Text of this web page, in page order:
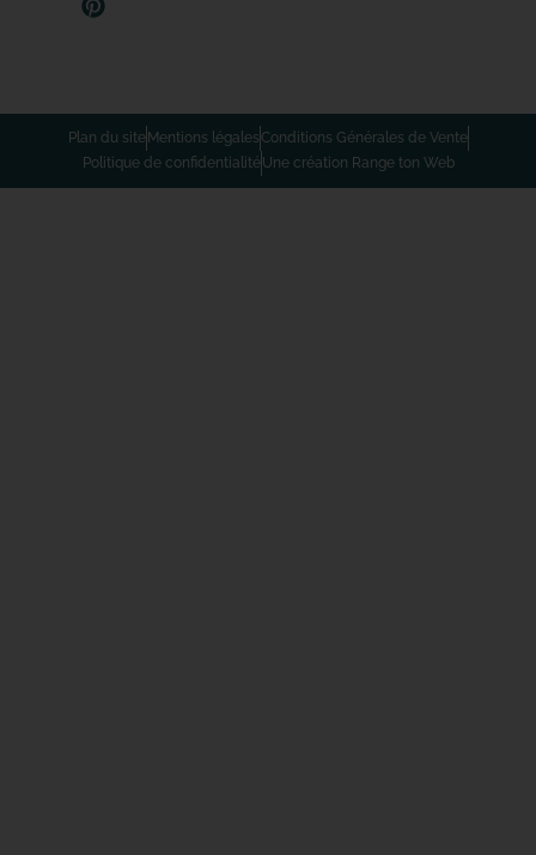
Plan du siteMentions légales Conditions Générales de Vente
Politique de confidentialitéUne création Range ton Web